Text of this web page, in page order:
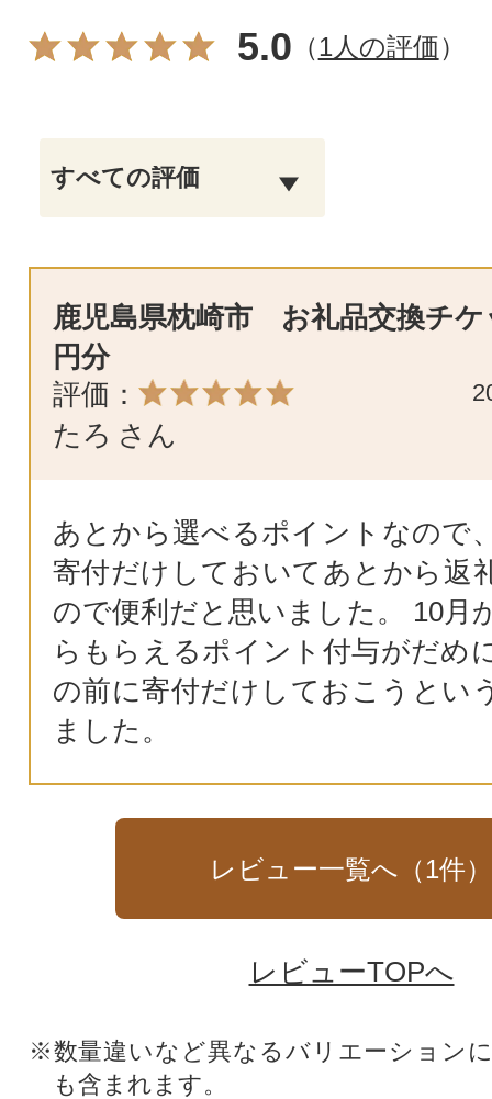
5.0 （1人の評価）
鹿児島県枕崎市 お礼品交換チ
円分
評価：
たろ さん
あとから選べるポイントなので
寄付だけしておいてあとから返
ので便利だと思いました。 10月
らもらえるポイント付与がだめ
の前に寄付だけしておこうとい
ました。
レビュー一覧へ（1件）
レビューTOPへ
※数量違いなど異なるバリエーション
も含まれます。